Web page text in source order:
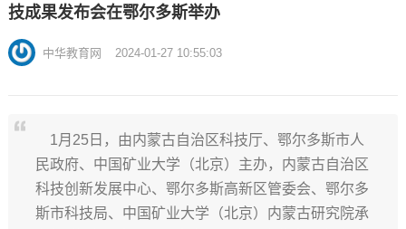
技成果发布会在鄂尔多斯举办
中华教育网 2024-01-27 10:55:03
1月25日，由内蒙古自治区科技厅、鄂尔多斯市人
民政府、中国矿业大学（北京）主办，内蒙古自治区
科技创新发展中心、鄂尔多斯高新区管委会、鄂尔多
斯市科技局、中国矿业大学（北京）内蒙古研究院承